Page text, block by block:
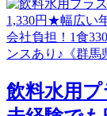
飲料水用